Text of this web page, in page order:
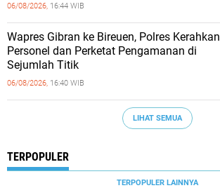
06/08/2026, 16:44 WIB
Wapres Gibran ke Bireuen, Polres Kerahkan
Personel dan Perketat Pengamanan di
Sejumlah Titik
06/08/2026, 16:40 WIB
LIHAT SEMUA
TERPOPULER
TERPOPULER LAINNYA